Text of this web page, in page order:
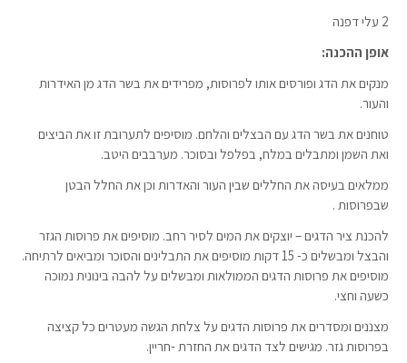
2 עלי דפנה
אופן ההכנה:
מנקים את הדג ופורסים אותו לפרוסות, מפרידים את בשר הדג מן האידרות
והעור.
טוחנים את בשר הדג עם הבצלים והלחם. מוסיפים לתערובת זו את הביצים
ואת השמן ומתבלים במלח, בפלפל ובסוכר. מערבבים היטב.
ממלאים בעיסה את החללים שבין העור והאדרות וכן את החלל הבטן
שבפרוסות .
להכנת ציר הדגים – יוצקים את המים לסיר רחב. מוסיפים את פרוסות הגזר
והבצל ומבשלים כ- 15 דקות מוסיפים את התבלינים והסוכר ומביאים לרתיחה.
מוסיפים את פרוסות הדגים הממולאות ומבשלים על להבה בינונית נמוכה
כשעה וחצי.
מצננים ומסדרים את פרוסות הדגים על צלחת הגשה מעטרים כל קציצה
בפרוסות גזר. מגישים לצד הדגים את החזרת -חריין.